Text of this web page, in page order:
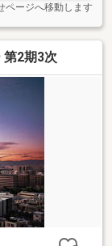
ページへ移動します
第2期3次